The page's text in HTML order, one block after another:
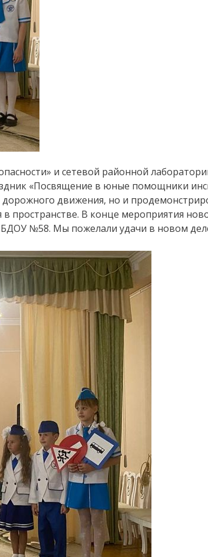
и сетевой районной
«Посвящение в юные помощники
движения, но и
в пространстве. В конце мероприятия
№58. Мы пожелали удачи в новом